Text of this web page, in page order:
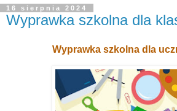
16 sierpnia 2024
Wyprawka szkolna dla
Wyprawka szkolna dla